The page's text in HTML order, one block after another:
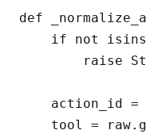
def
if not
raise
action_id =
tool =